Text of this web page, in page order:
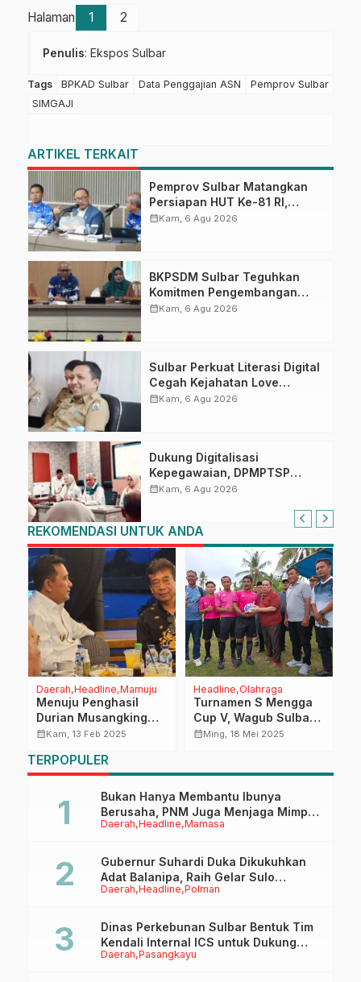
Halaman 1 2
Penulis: Ekspos Sulbar
Tags BPKAD Sulbar Data Penggajian ASN
Pemprov Sulbar
SIMGAJI
ARTIKEL TERKAIT
Pemprov Sulbar Matangkan
Persiapan HUT Ke-81 RI,
Puncak Upacara di Lapangan
calendar_monthKam, 6 Agu 2026
BKPSDM Sulbar Teguhkan
Komitmen Pengembangan
Kompetensi ASN melalui
calendar_monthKam, 6 Agu 2026
Sulbar Perkuat Literasi Digital
Cegah Kejahatan Love
Scamming
calendar_monthKam, 6 Agu 2026
Dukung Digitalisasi
Kepegawaian, DPMPTSP
Sulbar Siap Terapkan Aplikasi
calendar_monthKam, 6 Agu 2026
REKOMENDASI UNTUK ANDA
Daerah Headline Mamuju
Menuju Penghasil
Durian Musangking
Terbesar, Investor
Melirik Sulbar
calendar_monthKam, 13 Feb 2025
Headline Olahraga
Turnamen S Mengga
Cup V, Wagub Sulbar
Ingin Cetak Talenta
calendar_monthMing, 18 Mei 2025
TERPOPULER
Daerah Headline Mamasa
Bukan Hanya Membantu Ibunya
Berusaha, PNM Juga Menjaga Mimpi
Anaknya Untuk Menggapai Cita-Cita
Daerah Headline Polman
Gubernur Suhardi Duka Dikukuhkan
Adat Balanipa, Raih Gelar Sulo
Tappidena
Daerah Pasangkayu
Dinas Perkebunan Sulbar Bentuk Tim
Kendali Internal ICS untuk Dukung
Sertifikasi ISPO Pekebun di